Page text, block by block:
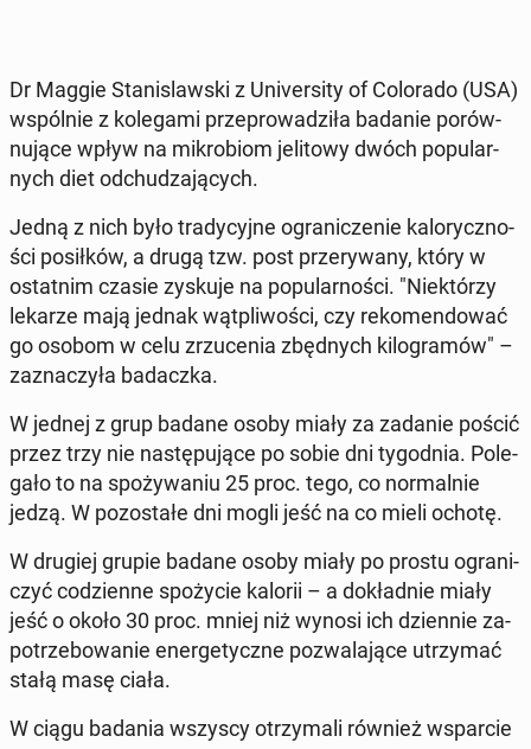
Dr Maggie Sta­ni­slaw­ski z Uni­ver­si­ty of Co­lo­ra­do (USA)
wspól­nie z ko­le­ga­mi prze­pro­wa­dzi­ła badanie po­rów­
nu­ją­ce wpływ na mi­kro­biom je­li­to­wy dwóch po­pu­lar­
nych diet od­chu­dza­ją­cych.
Jedną z nich było tra­dy­cyj­ne ogra­ni­cze­nie ka­lo­rycz­no­
ści po­sił­ków, a drugą tzw. post prze­ry­wa­ny, który w
ostat­nim czasie zyskuje na po­pu­lar­no­ści. "Nie­któ­rzy
lekarze mają jednak wąt­pli­wo­ści, czy re­ko­men­do­wać
go osobom w celu zrzu­ce­nia zbęd­nych ki­lo­gra­mów" –
za­zna­czy­ła ba­dacz­ka.
W jednej z grup badane osoby miały za zadanie pościć
przez trzy nie na­stę­pu­ją­ce po sobie dni ty­go­dnia. Po­le­
ga­ło to na spo­ży­wa­niu 25 proc. tego, co nor­mal­nie
jedzą. W po­zo­sta­łe dni mogli jeść na co mieli ochotę.
W drugiej grupie badane osoby miały po prostu ogra­ni­
czyć co­dzien­ne spo­ży­cie kalorii – a do­kład­nie miały
jeść o około 30 proc. mniej niż wynosi ich dzien­nie za­
po­trze­bo­wa­nie ener­ge­tycz­ne po­zwa­la­ją­ce utrzy­mać
stałą masę ciała.
W ciągu badania wszyscy otrzy­ma­li również wspar­cie